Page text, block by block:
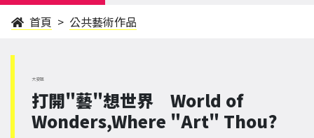
首頁 公共藝術作品
大安區
打開"藝"想世界 World of
Wonders,Where "Art" Thou?